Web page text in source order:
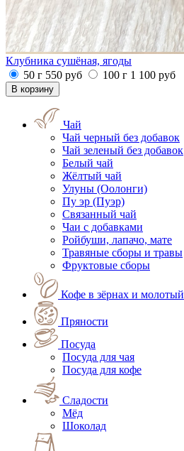
Клубника сушёная, ягоды
50 г 550 руб 100 г 1 100 руб
Чай
Чай черный без добавок
Чай зеленый без добавок
Белый чай
Жёлтый чай
Улуны (Оолонги)
Пу эр (Пуэр)
Связанный чай
Чаи с добавками
Ройбуши, лапачо, мате
Травяные сборы и травы
Фруктовые сборы
Кофе в зёрнах и молотый
Пряности
Посуда
Посуда для чая
Посуда для кофе
Сладости
Мёд
Шоколад